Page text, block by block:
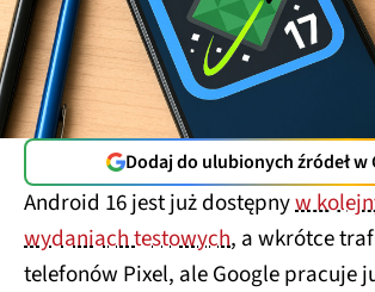
Dodaj do ulubionych źródeł w
Android 16 jest już dostępnyw
wydaniach testowych, a wkrótce
telefonów Pixel, ale Google pracuje